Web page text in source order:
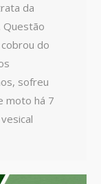
da
Questão
do
sofreu
moto há 7